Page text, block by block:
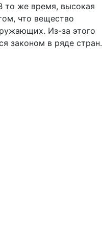
то же время, высокая
что вещество
Из-за этого
законом в ряде стран.